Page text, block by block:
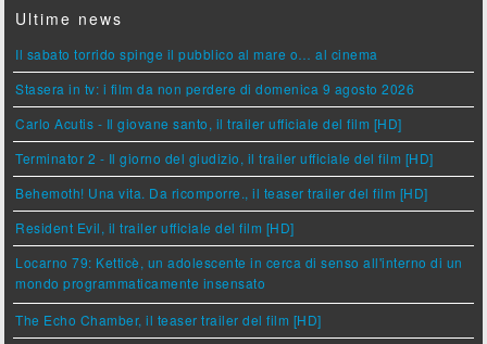
Ultime news
Il sabato torrido spinge il pubblico al mare o… al cinema
Stasera in tv: i film da non perdere di domenica 9 agosto 2026
Carlo Acutis - Il giovane santo, il trailer ufficiale del film [HD]
Terminator 2 - Il giorno del giudizio, il trailer ufficiale del film [HD]
Behemoth! Una vita. Da ricomporre., il teaser trailer del film [HD]
Resident Evil, il trailer ufficiale del film [HD]
Locarno 79: Ketticè, un adolescente in cerca di senso all'interno di un
mondo programmaticamente insensato
The Echo Chamber, il teaser trailer del film [HD]